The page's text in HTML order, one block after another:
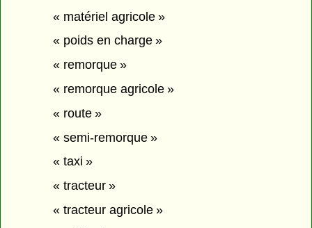
« matériel agricole »
« poids en charge »
« remorque »
« remorque agricole »
« route »
« semi-remorque »
« taxi »
« tracteur »
« tracteur agricole »